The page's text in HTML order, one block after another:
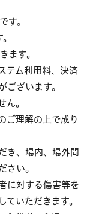
す。
ます。
テム利⽤料、決済
ございます。
ん。
ご理解の上で成り
き、場内、場外問
さい。
に対する傷害等を
ていただきます。